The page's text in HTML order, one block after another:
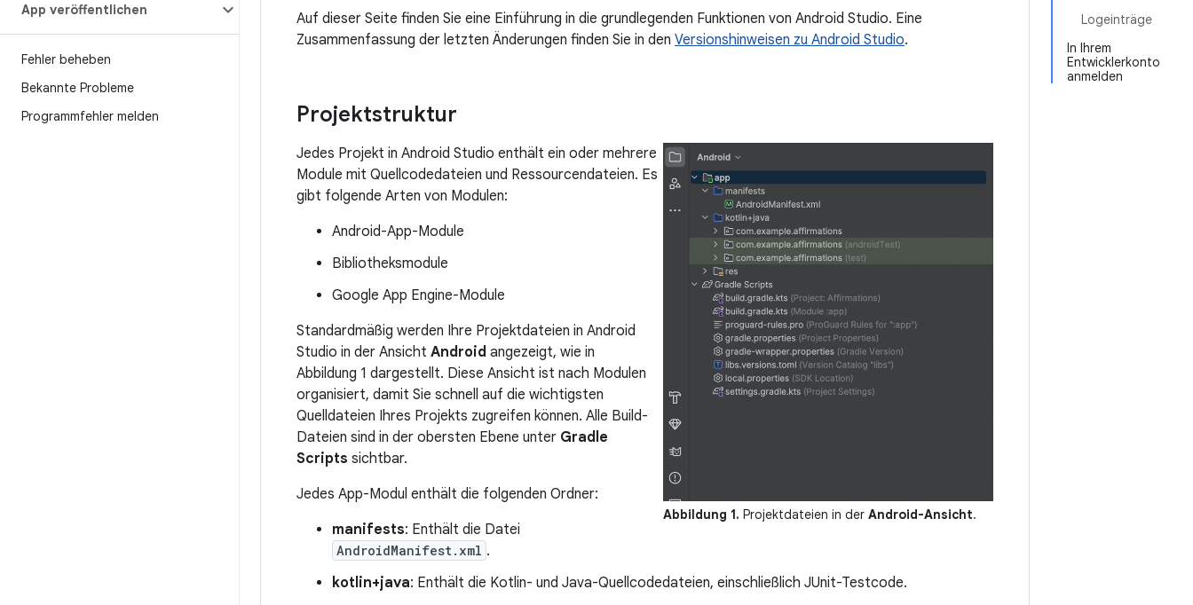
App veröffentlichen
Fehler beheben
Bekannte Probleme
Programmfehler melden
Logeinträge
In Ihrem
Entwicklerkonto
anmelden
Auf dieser Seite finden Sie eine Einführung in die grundlegenden Funktionen von Android Studio. Eine
Zusammenfassung der letzten Änderungen finden Sie in den Versionshinweisen zu Android Studio.
Projektstruktur
Abbildung 1. Projektdateien in der Android-Ansicht.
Jedes Projekt in Android Studio enthält ein oder mehrere
Module mit Quellcodedateien und Ressourcendateien. Es
gibt folgende Arten von Modulen:
Android-App-Module
Bibliotheksmodule
Google App Engine-Module
Standardmäßig werden Ihre Projektdateien in Android
Studio in der Ansicht Android angezeigt, wie in
Abbildung 1 dargestellt. Diese Ansicht ist nach Modulen
organisiert, damit Sie schnell auf die wichtigsten
Quelldateien Ihres Projekts zugreifen können. Alle Build-
Dateien sind in der obersten Ebene unter Gradle
Scripts sichtbar.
Jedes App-Modul enthält die folgenden Ordner:
manifests: Enthält die Datei
AndroidManifest.xml .
kotlin+java: Enthält die Kotlin- und Java-Quellcodedateien, einschließlich JUnit-Testcode.